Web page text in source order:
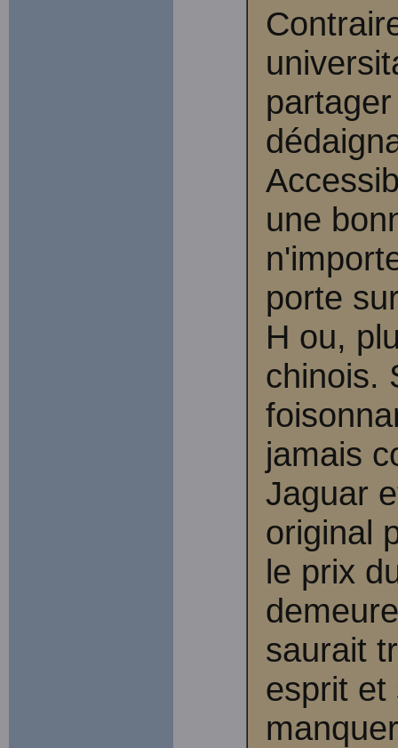
une
porte
H ou,
chinois.
jamais
Jaguar
original
le prix
saurait
esprit et